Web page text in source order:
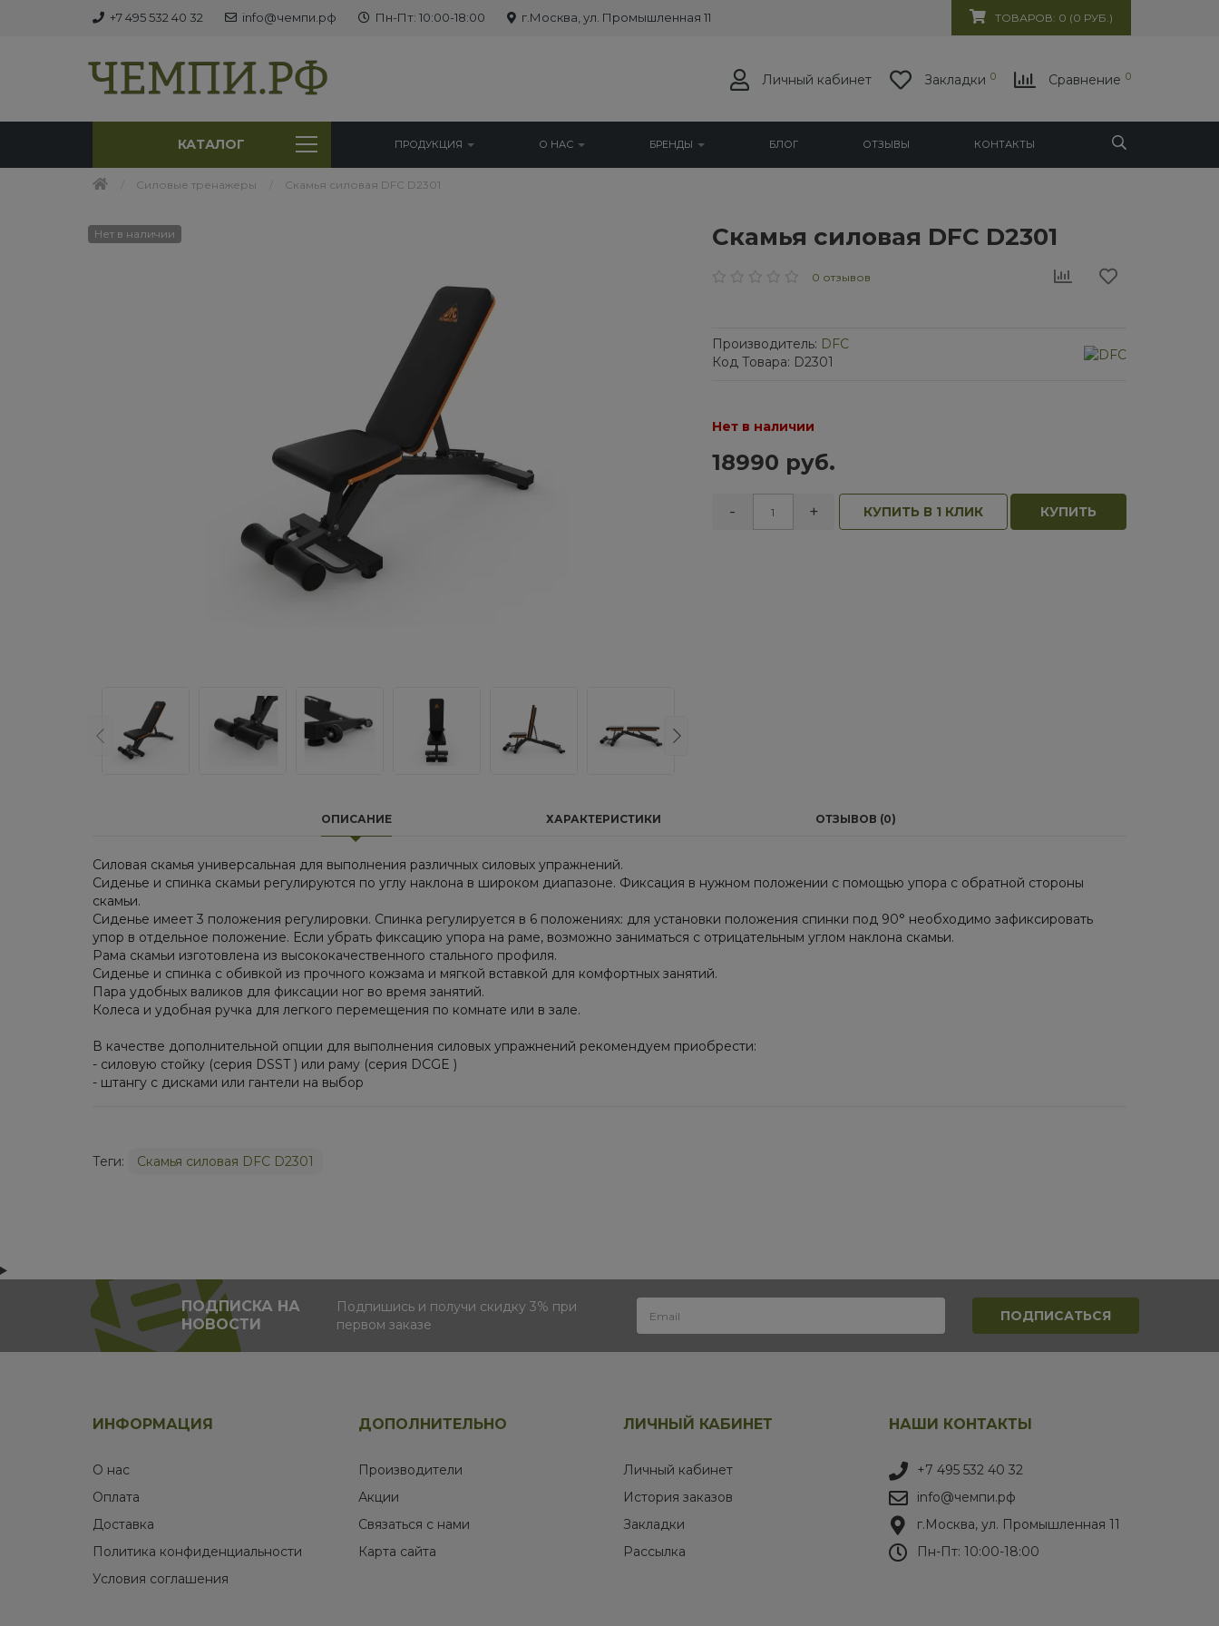
+7 495 532 40 32 info@чемпи.рф Пн-Пт: 10:00-18:00 г.Москва, ул. Промышленная 11 ТОВАРОВ: 0 (0 РУБ.)
Личный кабинет Закладки 0 Сравнение 0
КАТАЛОГ ПРОДУКЦИЯ О НАС БРЕНДЫ БЛОГ ОТЗЫВЫ КОНТАКТЫ
Силовые тренажеры Cкамья силовая DFC D2301
Нет в наличии Cкамья силовая DFC D2301
0 отзывов
Производитель: DFC
Код Товара: D2301
Нет в наличии
18990 руб.
- + КУПИТЬ В 1 КЛИК КУПИТЬ
ОПИСАНИЕ ХАРАКТЕРИСТИКИ ОТЗЫВОВ (0)
Силовая скамья универсальная для выполнения различных силовых упражнений.
Сиденье и спинка скамьи регулируются по углу наклона в широком диапазоне. Фиксация в нужном положении с помощью упора с обратной стороны
скамьи.
Сиденье имеет 3 положения регулировки. Спинка регулируется в 6 положениях: для установки положения спинки под 90° необходимо зафиксировать
упор в отдельное положение. Если убрать фиксацию упора на раме, возможно заниматься с отрицательным углом наклона скамьи.
Рама скамьи изготовлена из высококачественного стального профиля.
Сиденье и спинка с обивкой из прочного кожзама и мягкой вставкой для комфортных занятий.
Пара удобных валиков для фиксации ног во время занятий.
Колеса и удобная ручка для легкого перемещения по комнате или в зале.
В качестве дополнительной опции для выполнения силовых упражнений рекомендуем приобрести:
- силовую стойку (серия DSST ) или раму (серия DCGE )
- штангу с дисками или гантели на выбор
Теги: Cкамья силовая DFC D2301
ПОДПИСКА НА
НОВОСТИ
Подпишись и получи скидку 3% при
первом заказе
ИНФОРМАЦИЯ
О нас
Оплата
Доставка
Политика конфиденциальности
Условия соглашения
ДОПОЛНИТЕЛЬНО
Производители
Акции
Связаться с нами
Карта сайта
ЛИЧНЫЙ КАБИНЕТ
Личный кабинет
История заказов
Закладки
Рассылка
НАШИ КОНТАКТЫ
+7 495 532 40 32
info@чемпи.рф
г.Москва, ул. Промышленная 11
Пн-Пт: 10:00-18:00